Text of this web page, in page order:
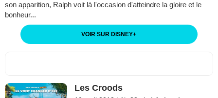
son apparition, Ralph voit là l'occasion d'atteindre la gloire et le
bonheur...
VOIR SUR DISNEY+
Les Croods